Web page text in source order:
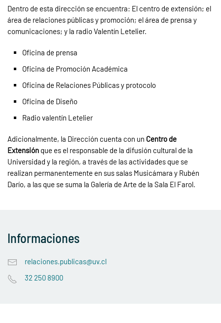
Dentro de esta dirección se encuentra: El centro de extensión; el
área de relaciones públicas y promoción; el área de prensa y
comunicaciones; y la radio Valentín Letelier.
Oficina de prensa
Oficina de Promoción Académica
Oficina de Relaciones Públicas y protocolo
Oficina de Diseño
Radio valentín Letelier
Adicionalmente, la Dirección cuenta con un Centro de
Extensión que es el responsable de la difusión cultural de la
Universidad y la región, a través de las actividades que se
realizan permanentemente en sus salas Musicámara y Rubén
Darío, a las que se suma la Galería de Arte de la Sala El Farol.
Informaciones
relaciones.publicas@uv.cl
32 250 8900